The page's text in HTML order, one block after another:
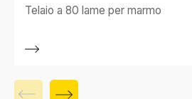
Telaio a 80 lame per marmo